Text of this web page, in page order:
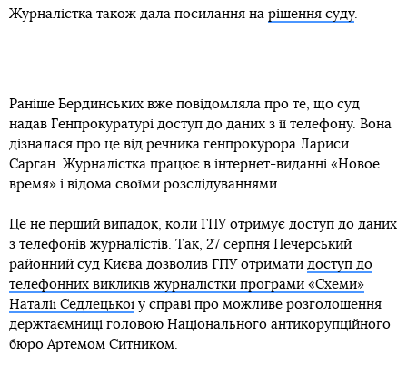
Журналістка також дала посилання на рішення суду.
Раніше Бердинських вже повідомляла про те, що суд
надав Генпрокуратурі доступ до даних з її телефону. Вона
дізналася про це від речника генпрокурора Лариси
Сарган. Журналістка працює в інтернет-виданні «Новое
время» і відома своїми розслідуваннями.
Це не перший випадок, коли ГПУ отримує доступ до даних
з телефонів журналістів. Так, 27 серпня Печерський
районний суд Києва дозволив ГПУ отримати доступ до
телефонних викликів журналістки програми «Схеми»
Наталії Седлецької у справі про можливе розголошення
держтаємниці головою Національного антикорупційного
бюро Артемом Ситником.